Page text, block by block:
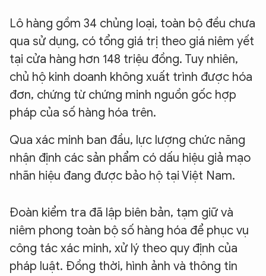
Lô hàng gồm 34 chủng loại, toàn bộ đều chưa
qua sử dụng, có tổng giá trị theo giá niêm yết
tại cửa hàng hơn 148 triệu đồng. Tuy nhiên,
chủ hộ kinh doanh không xuất trình được hóa
đơn, chứng từ chứng minh nguồn gốc hợp
pháp của số hàng hóa trên.
Qua xác minh ban đầu, lực lượng chức năng
nhận định các sản phẩm có dấu hiệu giả mạo
nhãn hiệu đang được bảo hộ tại Việt Nam.
Đoàn kiểm tra đã lập biên bản, tạm giữ và
niêm phong toàn bộ số hàng hóa để phục vụ
công tác xác minh, xử lý theo quy định của
pháp luật. Đồng thời, hình ảnh và thông tin